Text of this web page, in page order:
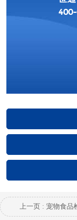
上一页 : 宠物食品